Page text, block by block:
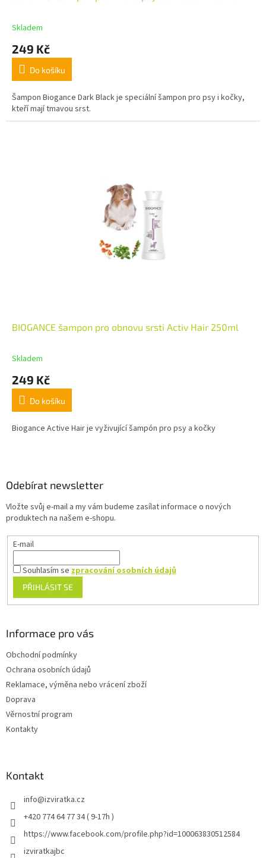
Skladem
249 Kč
Do košíku
Šampon Biogance Dark Black je speciální šampon pro psy i kočky,
kteří mají tmavou srst.
BIOGANCE šampon pro obnovu srsti Activ Hair 250ml
Skladem
249 Kč
Do košíku
Biogance Active Hair je vyživující šampón pro psy a kočky
Odebírat newsletter
Vložte svůj e-mail a my vám budeme zasílat informace o nových
produktech na našem e-shopu.
E-mail
Souhlasím sezpracování osobních údajů
PŘIHLÁSIT SE
Informace pro vás
Obchodní podmínky
Ochrana osobních údajů
Reklamace, výměna nebo vrácení zboží
Doprava
Věrnostní program
Kontakty
Kontakt
info@izviratka.cz
+420 774 64 77 34 ( 9-17h )
https://www.facebook.com/profile.php?id=100063830512584
izviratkajbc